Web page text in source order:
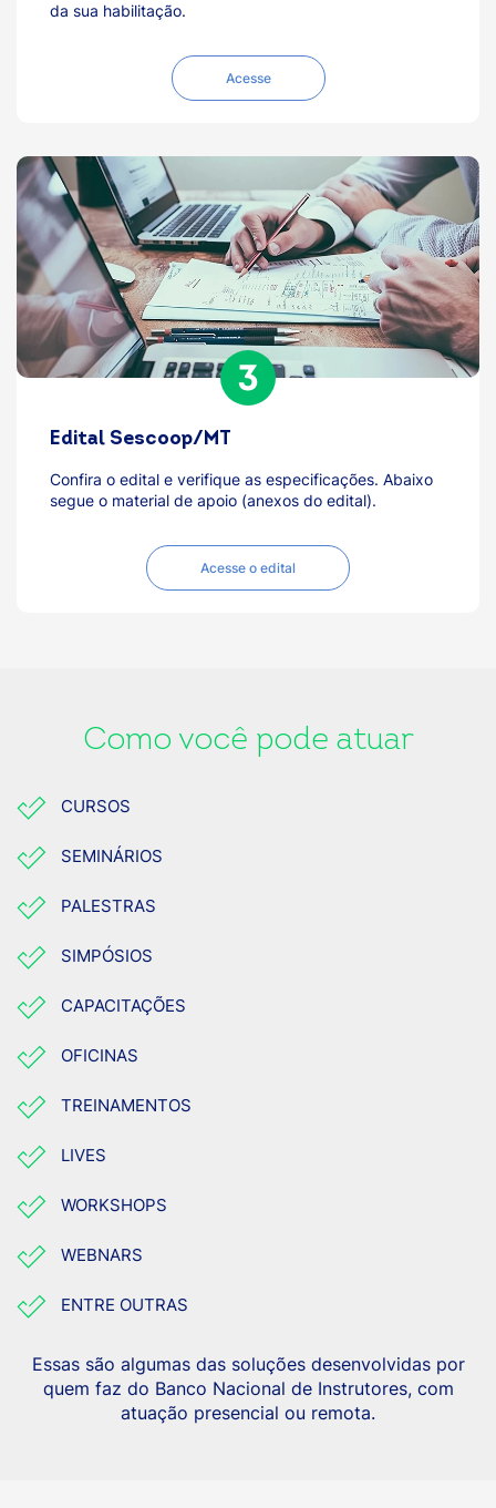
da sua habilitação.
Acesse
Edital Sescoop/MT
Confira o edital e verifique as especificações. Abaixo
segue o material de apoio (anexos do edital).
Acesse o edital
Como você pode atuar
CURSOS
SEMINÁRIOS
PALESTRAS
SIMPÓSIOS
CAPACITAÇÕES
OFICINAS
TREINAMENTOS
LIVES
WORKSHOPS
WEBNARS
ENTRE OUTRAS
Essas são algumas das soluções desenvolvidas por
quem faz do Banco Nacional de Instrutores, com
atuação presencial ou remota.